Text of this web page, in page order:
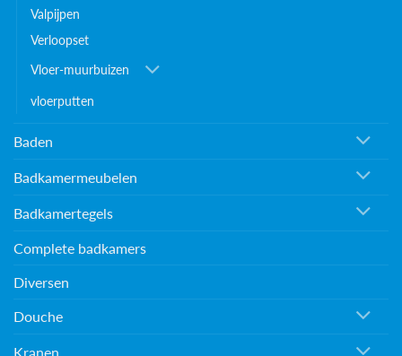
Valpijpen
Verloopset
Vloer-muurbuizen
vloerputten
Baden
Badkamermeubelen
Badkamertegels
Complete badkamers
Diversen
Douche
Kranen